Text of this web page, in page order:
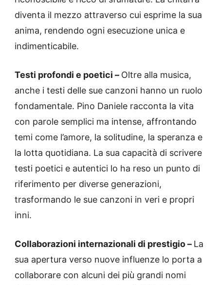
diventa il mezzo attraverso cui esprime la sua
anima, rendendo ogni esecuzione unica e
indimenticabile.
Testi profondi e poetici – Oltre alla musica,
anche i testi delle sue canzoni hanno un ruolo
fondamentale. Pino Daniele racconta la vita
con parole semplici ma intense, affrontando
temi come l’amore, la solitudine, la speranza e
la lotta quotidiana. La sua capacità di scrivere
testi poetici e autentici lo ha reso un punto di
riferimento per diverse generazioni,
trasformando le sue canzoni in veri e propri
inni.
Collaborazioni internazionali di prestigio – La
sua apertura verso nuove influenze lo porta a
collaborare con alcuni dei più grandi nomi